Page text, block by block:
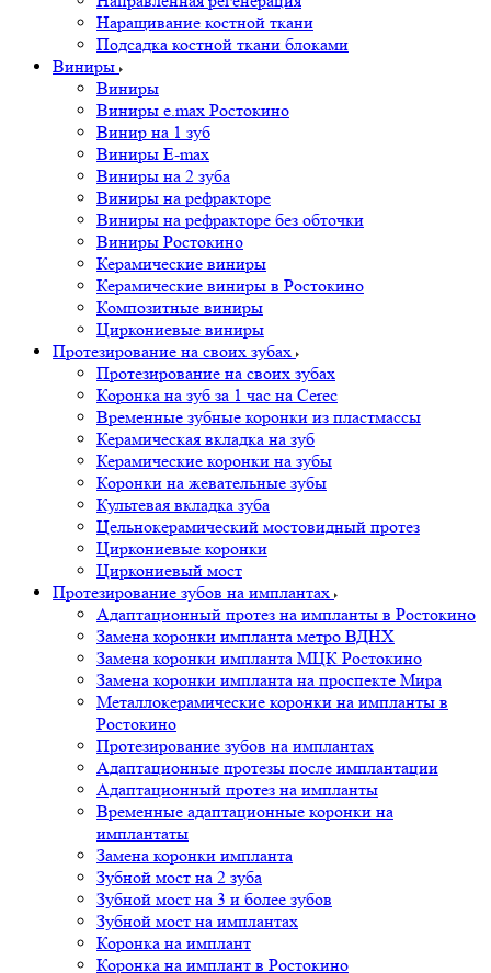
Наращивание костной ткани
Подсадка костной ткани блоками
Виниры
Виниры
Виниры e.max Ростокино
Винир на 1 зуб
Виниры E-max
Виниры на 2 зуба
Виниры на рефракторе
Виниры на рефракторе без обточки
Виниры Ростокино
Керамические виниры
Керамические виниры в Ростокино
Композитные виниры
Циркониевые виниры
Протезирование на своих зубах
Протезирование на своих зубах
Коронка на зуб за 1 час на Cerec
Временные зубные коронки из пластмассы
Керамическая вкладка на зуб
Керамические коронки на зубы
Коронки на жевательные зубы
Культевая вкладка зуба
Цельнокерамический мостовидный протез
Циркониевые коронки
Циркониевый мост
Протезирование зубов на имплантах
Адаптационный протез на импланты в Ростокино
Замена коронки импланта метро ВДНХ
Замена коронки импланта МЦК Ростокино
Замена коронки импланта на проспекте Мира
Металлокерамические коронки на импланты в
Ростокино
Протезирование зубов на имплантах
Адаптационные протезы после имплантации
Адаптационный протез на импланты
Временные адаптационные коронки на
имплантаты
Замена коронки импланта
Зубной мост на 2 зуба
Зубной мост на 3 и более зубов
Зубной мост на имплантах
Коронка на имплант
Коронка на имплант в Ростокино